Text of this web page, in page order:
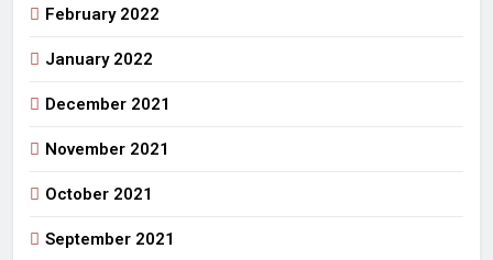
February 2022
January 2022
December 2021
November 2021
October 2021
September 2021